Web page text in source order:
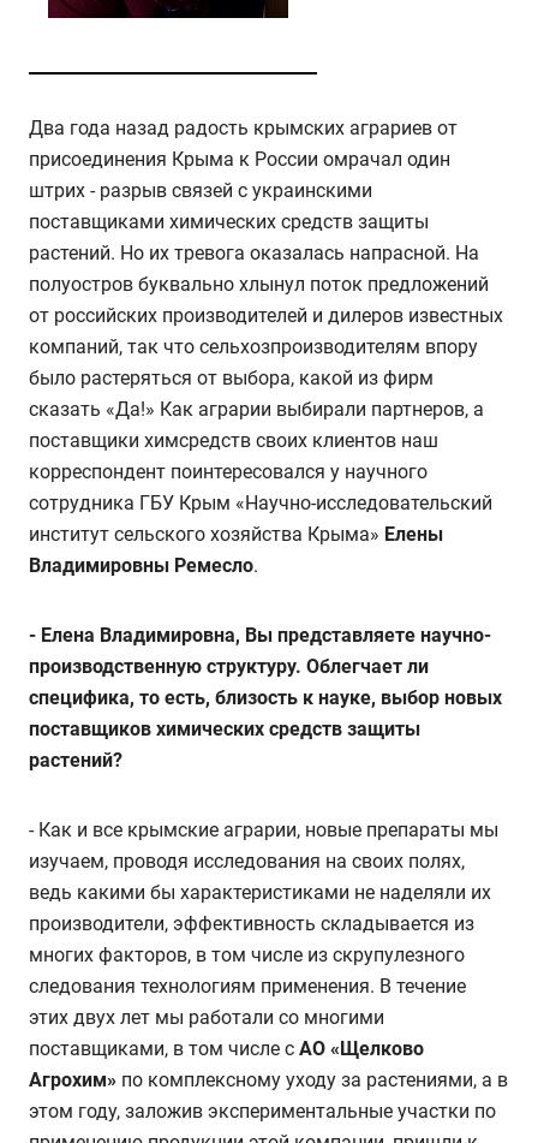
Два года назад радость крымских аграриев от
присоединения Крыма к России омрачал один
штрих - разрыв связей с украинскими
поставщиками химических средств защиты
растений. Но их тревога оказалась напрасной. На
полуостров буквально хлынул поток предложений
от российских производителей и дилеров известных
компаний, так что сельхозпроизводителям впору
было растеряться от выбора, какой из фирм
сказать «Да!» Как аграрии выбирали партнеров, а
поставщики химсредств своих клиентов наш
корреспондент поинтересовался у научного
сотрудника ГБУ Крым «Научно-исследовательский
институт сельского хозяйства Крыма» Елены
Владимировны Ремесло.
- Елена Владимировна, Вы представляете научно-
производственную структуру. Облегчает ли
специфика, то есть, близость к науке, выбор новых
поставщиков химических средств защиты
растений?
- Как и все крымские аграрии, новые препараты мы
изучаем, проводя исследования на своих полях,
ведь какими бы характеристиками не наделяли их
производители, эффективность складывается из
многих факторов, в том числе из скрупулезного
следования технологиям применения. В течение
этих двух лет мы работали со многими
поставщиками, в том числе с АО «Щелково
Агрохим» по комплексному уходу за растениями, а в
этом году, заложив экспериментальные участки по